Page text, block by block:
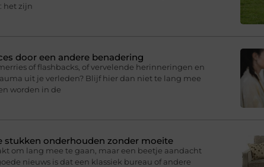
het zijn
door een andere benadering
of flashbacks, of vervelende herinneringen en
uit je verleden? Blijf hier dan niet te lang mee
worden in de
stukken onderhouden zonder moeite
om lang mee te gaan, maar een beetje aandacht
nieuws is dat een klassiek bureau of andere